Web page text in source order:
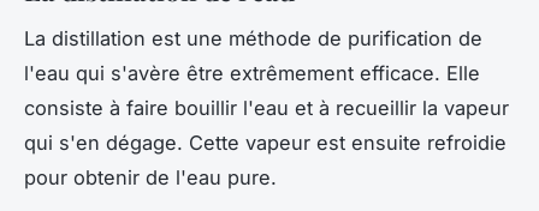
La distillation est une méthode de purification de
l'eau qui s'avère être extrêmement efficace. Elle
consiste à faire bouillir l'eau et à recueillir la vapeur
qui s'en dégage. Cette vapeur est ensuite refroidie
pour obtenir de l'eau pure.